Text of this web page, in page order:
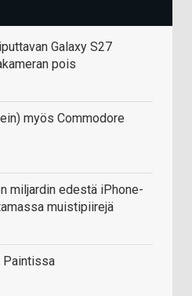
Galaxy S27
pois
myös Commodore
miljardin edestä iPhone-
muistipiirejä
Paintissa